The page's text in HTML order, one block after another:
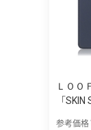
ＬＯＯＦ
「
参考価格